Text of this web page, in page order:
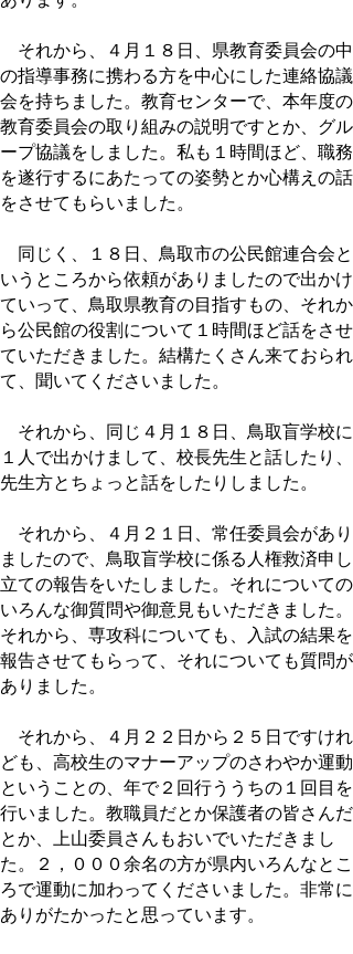
それから、４月１８日、県教育委員会の中
の指導事務に携わる方を中心にした連絡協議
会を持ちました。教育センターで、本年度の
教育委員会の取り組みの説明ですとか、グル
ープ協議をしました。私も１時間ほど、職務
を遂行するにあたっての姿勢とか心構えの話
をさせてもらいました。
同じく、１８日、鳥取市の公民館連合会と
いうところから依頼がありましたので出かけ
ていって、鳥取県教育の目指すもの、それか
ら公民館の役割について１時間ほど話をさせ
ていただきました。結構たくさん来ておられ
て、聞いてくださいました。
それから、同じ４月１８日、鳥取盲学校に
１人で出かけまして、校長先生と話したり、
先生方とちょっと話をしたりしました。
それから、４月２１日、常任委員会があり
ましたので、鳥取盲学校に係る人権救済申し
立ての報告をいたしました。それについての
いろんな御質問や御意見もいただきました。
それから、専攻科についても、入試の結果を
報告させてもらって、それについても質問が
ありました。
それから、４月２２日から２５日ですけれ
ども、高校生のマナーアップのさわやか運動
ということの、年で２回行ううちの１回目を
行いました。教職員だとか保護者の皆さんだ
とか、上山委員さんもおいでいただきまし
た。２，０００余名の方が県内いろんなとこ
ろで運動に加わってくださいました。非常に
ありがたかったと思っています。